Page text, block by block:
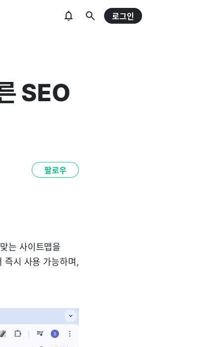
로그인
SEO
팔로우
는 사이트맵을
즉시 사용 가능하며,